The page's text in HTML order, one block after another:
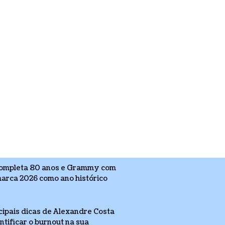
80 anos e Grammy com
2026 como ano histórico
dicas de Alexandre Costa
o burnout na sua